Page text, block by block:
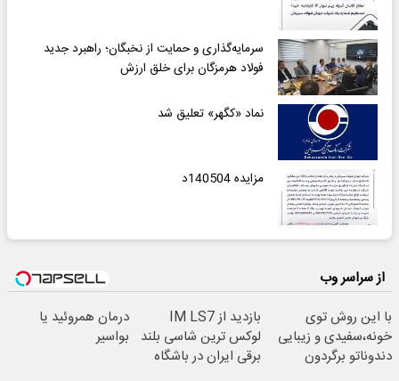
سرمایه‌گذاری و حمایت از نخبگان؛ راهبرد جدید
فولاد هرمزگان برای خلق ارزش
نماد «کگهر» تعلیق شد
مزایده 140504د
از سراسر وب
با این روش توی
خونه،سفیدی و زیبایی
دندوناتو برگردون
بازدید از IM LS7
لوکس ترین شاسی بلند
برقی ایران در باشگاه
درمان همروئید یا
بواسیر